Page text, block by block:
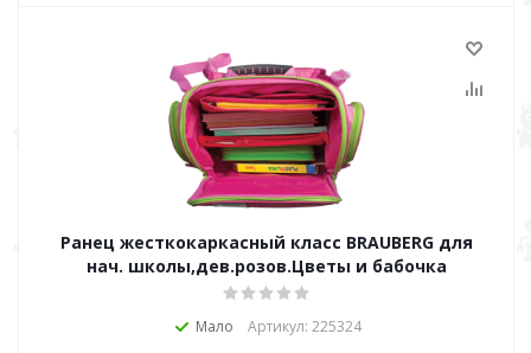
Ранец жесткокаркасный класс BRAUBERG для
нач. школы,дев.розов.Цветы и бабочка
Мало Артикул: 225324